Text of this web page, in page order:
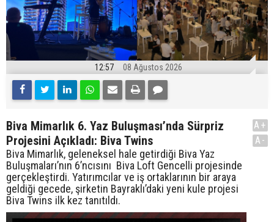
12:57 08 Ağustos 2026
Biva Mimarlık 6. Yaz Buluşması’nda Sürpriz
Projesini Açıkladı: Biva Twins
Biva Mimarlık, geleneksel hale getirdiği Biva Yaz
Buluşmaları’nın 6’ncısını Biva Loft Gencelli projesinde
gerçekleştirdi. Yatırımcılar ve iş ortaklarının bir araya
geldiği gecede, şirketin Bayraklı’daki yeni kule projesi
Biva Twins ilk kez tanıtıldı.
A+
A-